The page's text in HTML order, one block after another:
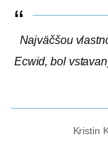
Najväčšou
Ecwid, bol
Kristin